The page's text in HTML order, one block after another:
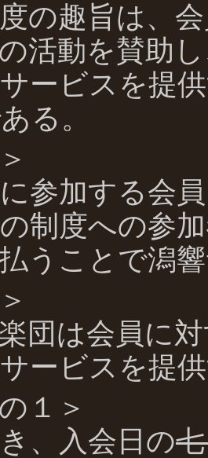
の趣旨は、
活動を賛助
ービスを提
る。
参加する会
制度への参
うことで潟
団は会員に
ービスを提
１＞
、入会日の